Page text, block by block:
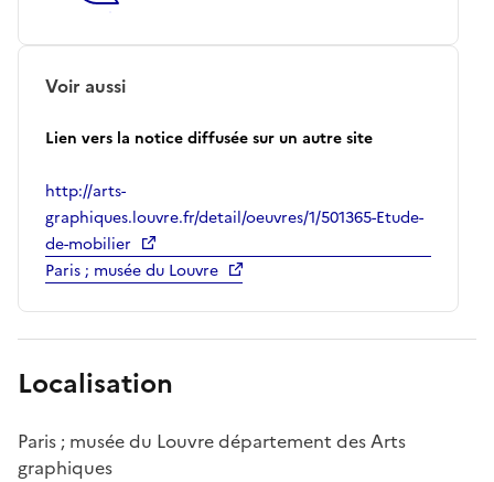
Voir aussi
Lien vers la notice diffusée sur un autre site
http://arts-
graphiques.louvre.fr/detail/oeuvres/1/501365-Etude-
de-mobilier
Paris ; musée du Louvre
Localisation
Paris ; musée du Louvre département des Arts
graphiques